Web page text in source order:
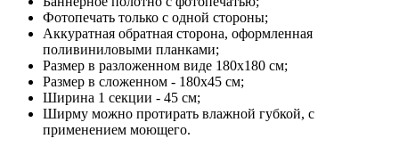
Фотопечать только с одной стороны;
Аккуратная обратная сторона, оформленная
поливиниловыми планками;
Размер в разложенном виде 180х180 см;
Размер в сложенном - 180х45 см;
Ширина 1 секции - 45 см;
Ширму можно протирать влажной губкой, с
применением моющего.